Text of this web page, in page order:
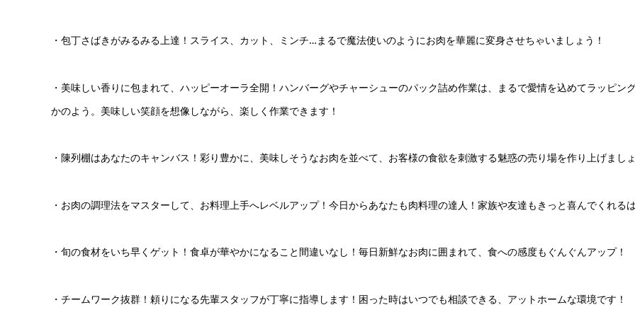
・包丁さばきがみるみる上達！スライス、カット、ミンチ…まるで魔法使いのようにお肉を華麗に変身させちゃいましょう！
・美味しい香りに包まれて、ハッピーオーラ全開！ハンバーグやチャーシューのパック詰め作業は、まるで愛情を込めてラッピン
かのよう。美味しい笑顔を想像しながら、楽しく作業できます！
・陳列棚はあなたのキャンバス！彩り豊かに、美味しそうなお肉を並べて、お客様の食欲を刺激する魅惑の売り場を作り上げましょ
・お肉の調理法をマスターして、お料理上手へレベルアップ！今日からあなたも肉料理の達人！家族や友達もきっと喜んでくれるは
・旬の食材をいち早くゲット！食卓が華やかになること間違いなし！毎日新鮮なお肉に囲まれて、食への感度もぐんぐんアップ！
・チームワーク抜群！頼りになる先輩スタッフが丁寧に指導します！困った時はいつでも相談できる、アットホームな環境です！